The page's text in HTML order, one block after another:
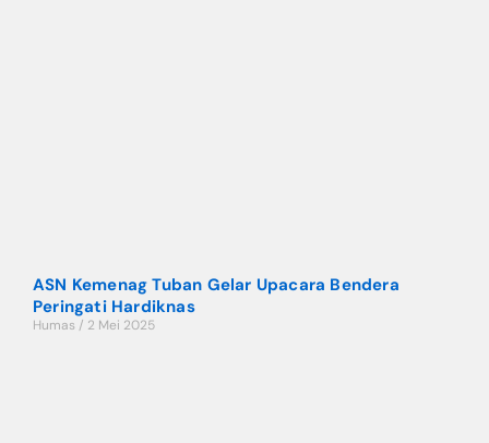
ASN Kemenag Tuban Gelar Upacara Bendera
Peringati Hardiknas
Humas 2 Mei 2025